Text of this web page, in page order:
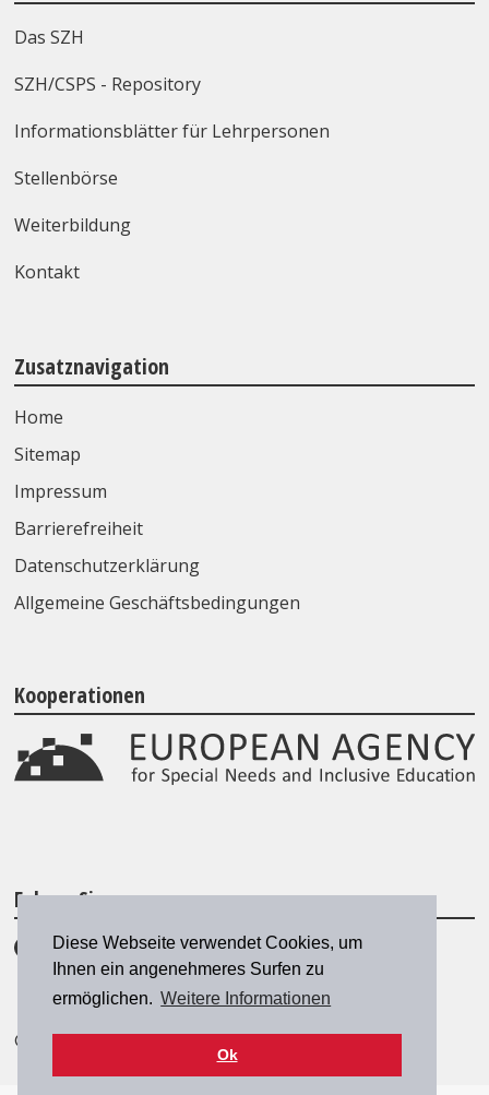
Diese Webseite verwendet Cookies, um
Ihnen ein angenehmeres Surfen zu
ermöglichen. Weitere Informationen
Ok
Das SZH
SZH/CSPS - Repository
Informationsblätter für Lehrpersonen
Stellenbörse
Weiterbildung
Kontakt
Zusatznavigation
Home
Sitemap
Impressum
Barrierefreiheit
Datenschutzerklärung
Allgemeine Geschäftsbedingungen
Kooperationen
Folgen Sie uns
© 2026 SZH/CSPS|szh@szh.ch